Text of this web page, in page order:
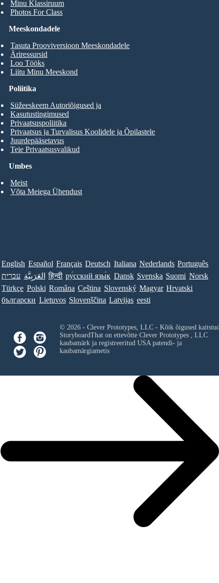
Minu Klassiruum
Photos For Class
Meeskondadele
Tasuta Prooviversioon Meeskondadele
Äriressursid
Loo Tööks
Liitu Minu Meeskond
Umbes
Meist
Võta Meiega Ühendust
Poliitika
Süžeeskeem Autoriõigused ja
Kasutustingimused
Privaatsuspoliitika
Privaatsus ja Turvalisus Koolidele ja Õpilastele
Juurdepääsetavus
Teie Privaatsusvalikud
English Español Français Deutsch Italiana Nederlands Português
עברית العَرَبِيَّة हिन्दी ру́сский язы́к Dansk Svenska Suomi Norsk
Türkçe Polski Româna Ceština Slovenský Magyar Hrvatski
български Lietuvos Slovenščina Latvijas eesti
© 2026 - Clever Prototypes, LLC - Kõik õigused
StoryboardThat on ettevõtte Clever Prototypes , LLC
kaubamärk ja registreeritud USA patendi- ja
kaubamärgiametis